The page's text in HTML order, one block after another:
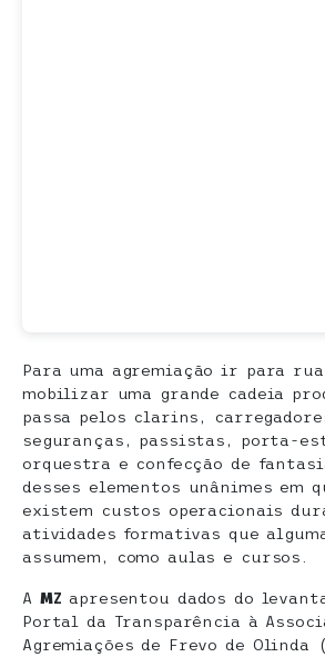
Para uma agremiação ir para
mobilizar uma grande cadeia
passa pelos clarins,
seguranças, passistas, porta-
orquestra e confecção de
desses elementos unânimes em
existem custos operacionais
atividades formativas que
assumem, como aulas e cursos.
A MZ apresentou dados do
Portal da Transparência à
Agremiações de Frevo de Olinda